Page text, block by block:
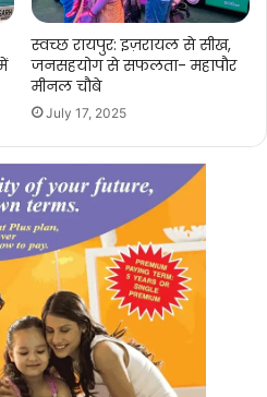
स्वच्छ रायपुर: इज़रायल से सीख,
जनसहयोग से सफलता- महापौर
मीनल चौबे
July 17, 2025